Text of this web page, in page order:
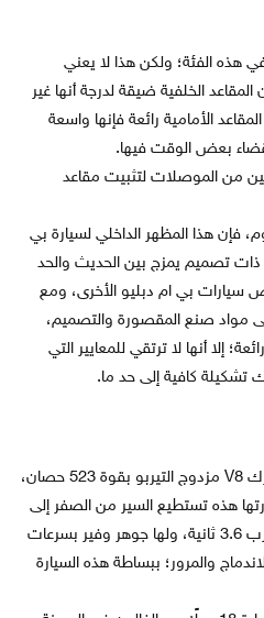
هذه الفئة؛ ولكن هذا لا يعني
الخلفية ضيقة لدرجة أنها غير
الأمامية رائعة فإنها واسعة
بعض الوقت فيها.
من الموصلات لتثبيت مقاعد
فإن هذا المظهر الداخلي لسيارة بي
ذات تصميم يمزج بين الحديث والحد
بي ام دبليو الأخرى، ومع
مواد صنع المقصورة والتصميم،
إلا أنها لا ترتقي للمعايير التي
تشكيلة كافية إلى حد ما.
: تتميز الفئة 8 بمحرك V8 مزدوج التيربو بقوة 523 حصان،
هذه تستطيع السير من الصفر إلى
60 ميلًا في الساعة بما يقارب 3.6 ثانية، ولها جوهر وفير بسرعات
والمرور؛ ببساطة هذه السيارة